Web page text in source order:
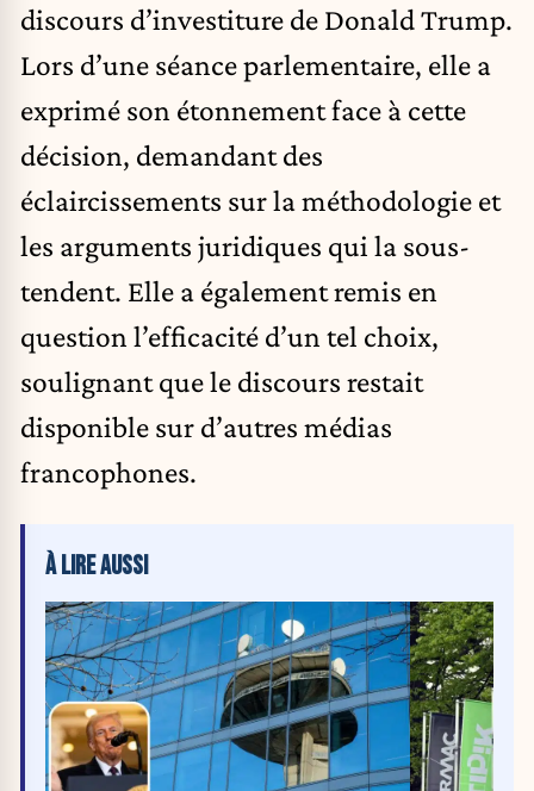
discours d’investiture de Donald Trump.
Lors d’une séance parlementaire, elle a
exprimé son étonnement face à cette
décision, demandant des
éclaircissements sur la méthodologie et
les arguments juridiques qui la sous-
tendent. Elle a également remis en
question l’efficacité d’un tel choix,
soulignant que le discours restait
disponible sur d’autres médias
francophones.
À LIRE AUSSI